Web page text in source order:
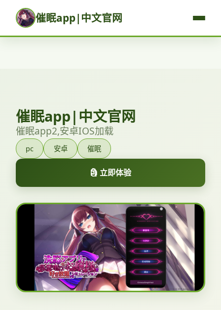
催眠app|中文官网
催眠app|中文官网
催眠app2,安卓IOS加载
pc 安卓 催眠
🗿 立即体验